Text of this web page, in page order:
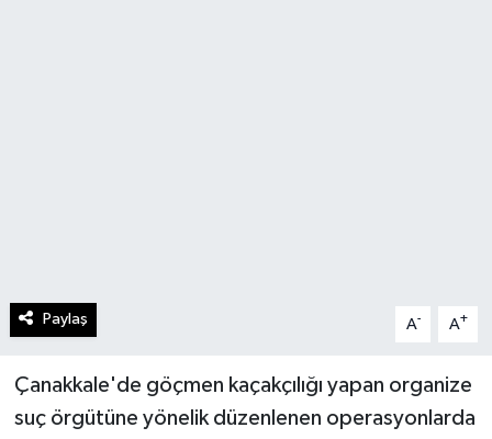
Paylaş A- A+
Çanakkale'de göçmen kaçakçılığı yapan organize
suç örgütüne yönelik düzenlenen operasyonlarda